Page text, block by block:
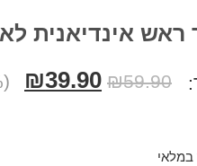
ראש אינדיאנית
₪59.90
₪39.90 (33% הנחה)
במלאי